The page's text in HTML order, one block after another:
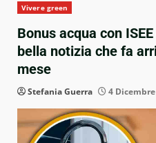
Vivere green
Bonus acqua con
bella notizia che fa
mese
Stefania Guerra 4